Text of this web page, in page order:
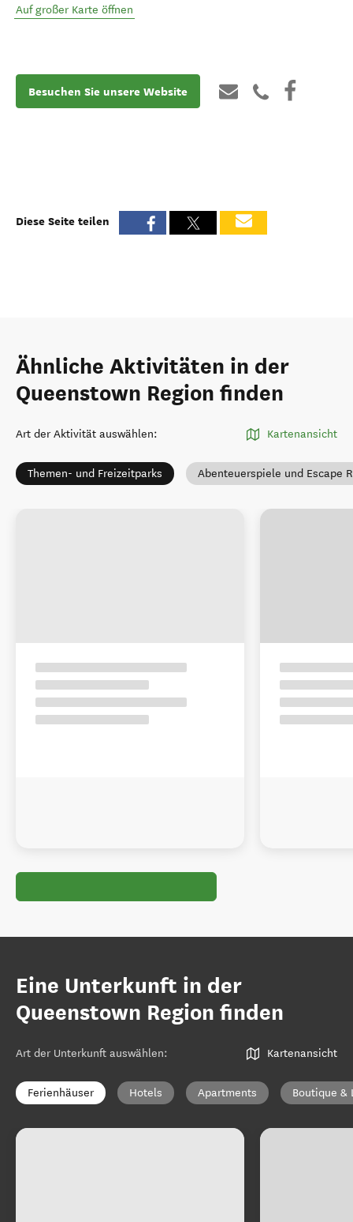
Auf großer Karte öffnen
Besuchen Sie unsere Website
Diese Seite teilen
Ähnliche Aktivitäten in der
Queenstown Region finden
Art der Aktivität auswählen: Kartenansicht
Themen- und Freizeitparks Abenteuerspiele und Escape
Eine Unterkunft in der
Queenstown Region finden
Art der Unterkunft auswählen: Kartenansicht
Ferienhäuser Hotels Apartments Boutique &